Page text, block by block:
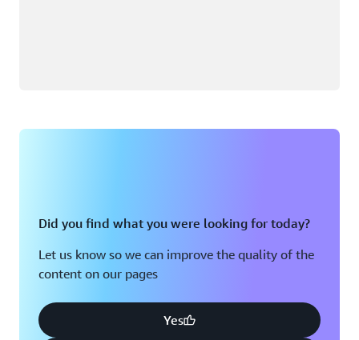
Did you find what you were looking for today?
Let us know so we can improve the quality of the
content on our pages
Yes